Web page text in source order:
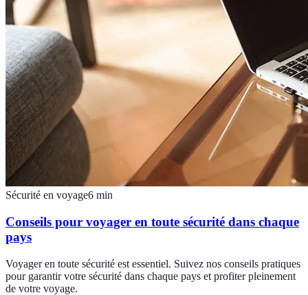
Sécurité en voyage6 min
Conseils pour voyager en toute sécurité dans chaque
pays
Voyager en toute sécurité est essentiel. Suivez nos conseils pratiques
pour garantir votre sécurité dans chaque pays et profiter pleinement
de votre voyage.